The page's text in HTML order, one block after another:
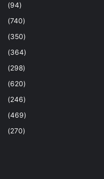
(94)
(740)
(350)
(364)
(298)
(620)
(246)
(469)
(270)